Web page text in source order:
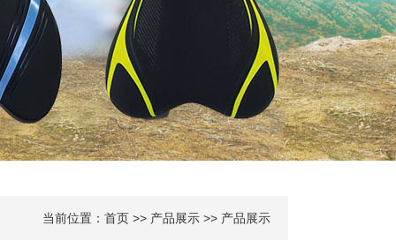
当前位置： 首页 >> 产品展示 >> 产品展示